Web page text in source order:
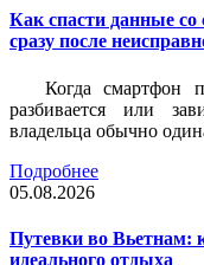
Как спасти данные со
сразу после
Когда смартфон
разбивается или
владельца обычно
Подробнее
05.08.2026
Путевки во Вьетнам:
идеального отдыха